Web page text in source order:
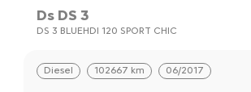
Ds DS 3
DS 3 BLUEHDI 120 SPORT CHIC
Diesel 102667 km 06/2017